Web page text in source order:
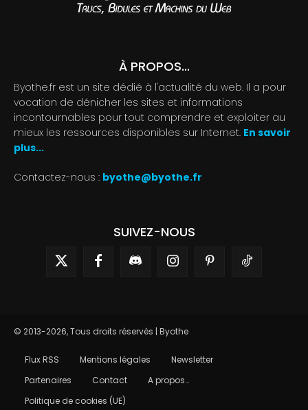
À PROPOS...
Byothe.fr est un site dédié à l'actualité du web. Il a pour
vocation de dénicher les sites et informations
incontournables pour tout comprendre et exploiter au
mieux les ressources disponibles sur Internet. En savoir
plus...
Contactez-nous : byothe@byothe.fr
SUIVEZ-NOUS
© 2013-2026, Tous droits réservés | Byothe
Flux RSS Mentions légales
Newsletter
Partenaires
Contact
A propos…
Politique de cookies (UE)